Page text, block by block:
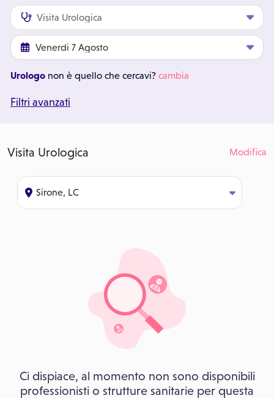
Urologo non è quello che cercavi? cambia
Filtri avanzati
Visita Urologica Modifica
Sirone, LC
Ci dispiace, al momento non sono disponibili
professionisti o strutture sanitarie per questa